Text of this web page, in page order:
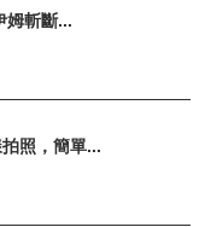
姆斬斷...
照，簡單...